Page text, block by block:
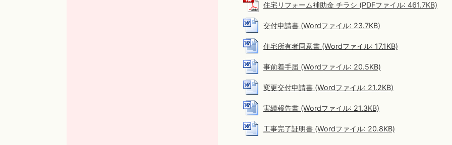
住宅リフォーム補助金 チラシ (PDFファイル: 461.7KB)
交付申請書 (Wordファイル: 23.7KB)
住宅所有者同意書 (Wordファイル: 17.1KB)
事前着手届 (Wordファイル: 20.5KB)
変更交付申請書 (Wordファイル: 21.2KB)
実績報告書 (Wordファイル: 21.3KB)
工事完了証明書 (Wordファイル: 20.8KB)